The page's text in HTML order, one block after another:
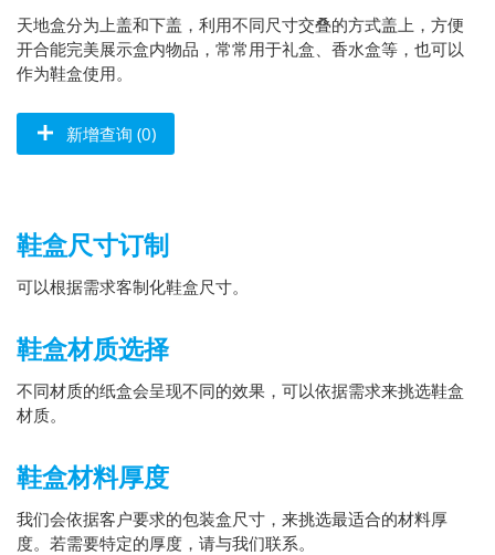
天地盒分为上盖和下盖，利用不同尺寸交叠的方式盖上，方便
开合能完美展示盒内物品，常常用于礼盒、香水盒等，也可以
作为鞋盒使用。
新增查询 (0)
鞋盒尺寸订制
可以根据需求客制化鞋盒尺寸。
鞋盒材质选择
不同材质的纸盒会呈现不同的效果，可以依据需求来挑选鞋盒
材质。
鞋盒材料厚度
我们会依据客户要求的包装盒尺寸，来挑选最适合的材料厚
度。若需要特定的厚度，请与我们联系。